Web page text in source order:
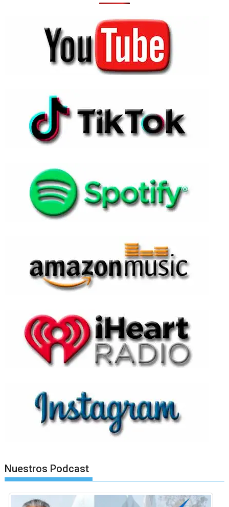
Nuestros Podcast